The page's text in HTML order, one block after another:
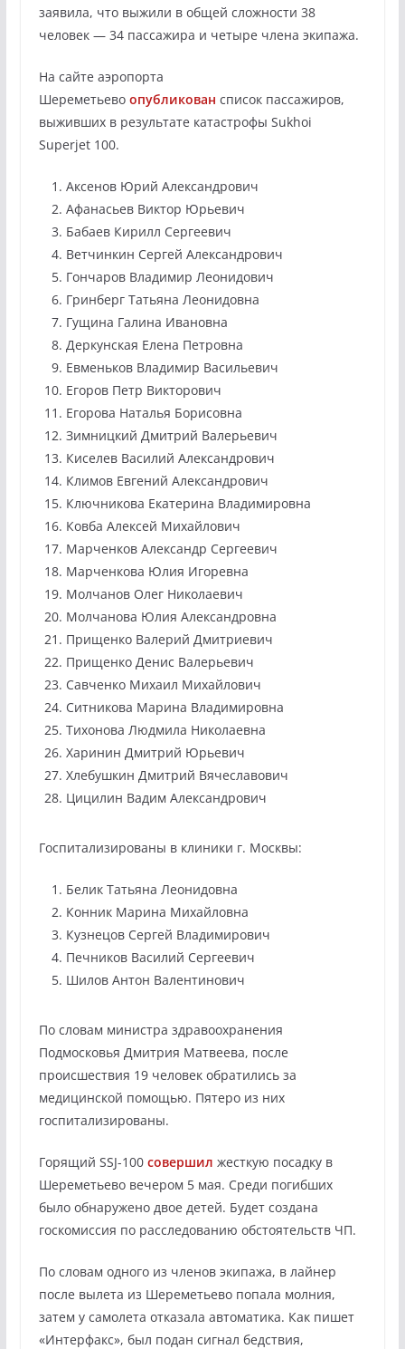
заявила, что выжили в общей сложности 38
человек — 34 пассажира и четыре члена экипажа.
На сайте аэропорта
Шереметьево опубликован список пассажиров,
выживших в результате катастрофы Sukhoi
Superjet 100.
Аксенов Юрий Александрович
Афанасьев Виктор Юрьевич
Бабаев Кирилл Сергеевич
Ветчинкин Сергей Александрович
Гончаров Владимир Леонидович
Гринберг Татьяна Леонидовна
Гущина Галина Ивановна
Деркунская Елена Петровна
Евменьков Владимир Васильевич
Егоров Петр Викторович
Егорова Наталья Борисовна
Зимницкий Дмитрий Валерьевич
Киселев Василий Александрович
Климов Евгений Александрович
Ключникова Екатерина Владимировна
Ковба Алексей Михайлович
Марченков Александр Сергеевич
Марченкова Юлия Игоревна
Молчанов Олег Николаевич
Молчанова Юлия Александровна
Прищенко Валерий Дмитриевич
Прищенко Денис Валерьевич
Савченко Михаил Михайлович
Ситникова Марина Владимировна
Тихонова Людмила Николаевна
Харинин Дмитрий Юрьевич
Хлебушкин Дмитрий Вячеславович
Цицилин Вадим Александрович
Госпитализированы в клиники г. Москвы:
Белик Татьяна Леонидовна
Конник Марина Михайловна
Кузнецов Сергей Владимирович
Печников Василий Сергеевич
Шилов Антон Валентинович
По словам министра здравоохранения
Подмосковья Дмитрия Матвеева, после
происшествия 19 человек обратились за
медицинской помощью. Пятеро из них
госпитализированы.
Горящий SSJ-100 совершил жесткую посадку в
Шереметьево вечером 5 мая. Среди погибших
было обнаружено двое детей. Будет создана
госкомиссия по расследованию обстоятельств ЧП.
По словам одного из членов экипажа, в лайнер
после вылета из Шереметьево попала молния,
затем у самолета отказала автоматика. Как пишет
«Интерфакс», был подан сигнал бедствия,